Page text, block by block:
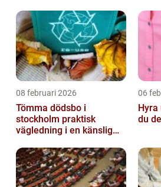
08 februari 2026
Tömma dödsbo i
stockholm praktisk
vägledning i en känslig
06
Hyra
du